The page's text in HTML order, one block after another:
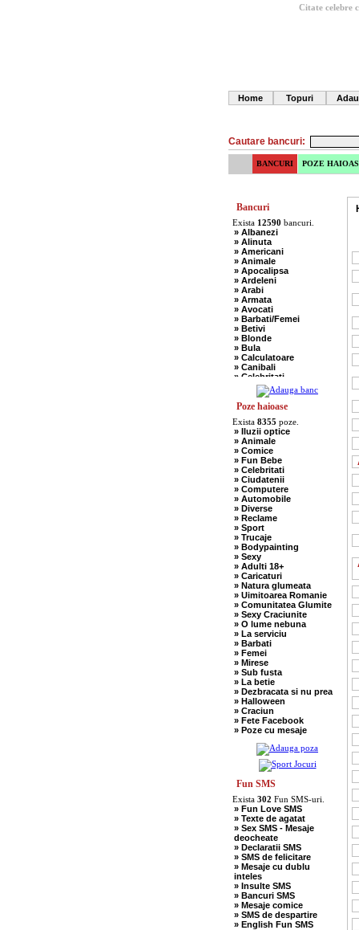
Citate celebre
Home Topuri
Cautare bancuri:
BANCURI POZE
Bancuri
Exista 12590 bancuri.
» Albanezi
» Alinuta
» Americani
» Animale
» Apocalipsa
» Ardeleni
» Arabi
» Armata
» Avocati
» Barbati/Femei
» Betivi
» Blonde
» Bula
» Calculatoare
» Canibali
» Celebritati
» Chelneri
» Chuck Norris
» Ciobani
» Copii
» Craciun
» Cugetari
» Culmi
» Deocheate
» Diverse
» Doctori
» Elevi-Studenti
» Englezi
» Evrei
» Francezi
» Ingineri
» Ion si Maria
» Istorice
» Misogine
» Moldoveni
» Mosnegi
» Nebuni
» Negri
» Olteni
» Pescari
» Perle
» Politice
» Politisti
» Popi
» Radio Erevan
» Religioase
» Romani
» Sadice
» Secretare
» Sefi
» Scotieni
» Seci
» Soacre
» Sport
» Soferi
» Tarani
» Tigani
» Umor Negru
» Vanatori
Poze haioase
Exista 8355 poze.
» Iluzii optice
» Animale
» Comice
» Fun Bebe
» Celebritati
» Ciudatenii
» Computere
» Automobile
» Diverse
» Reclame
» Sport
» Trucaje
» Bodypainting
» Sexy
» Adulti 18+
» Caricaturi
» Natura glumeata
» Uimitoarea Romanie
» Comunitatea Glumite
» Sexy Craciunite
» O lume nebuna
» La serviciu
» Barbati
» Femei
» Mirese
» Sub fusta
» La betie
» Dezbracata si nu prea
» Halloween
» Craciun
» Fete Facebook
» Poze cu mesaje
Fun SMS
Exista 302 Fun SMS-uri.
» Fun Love SMS
» Texte de agatat
» Sex SMS - Mesaje
deocheate
» Declaratii SMS
» SMS de felicitare
» Mesaje cu dublu
inteles
» Insulte SMS
» Bancuri SMS
» Mesaje comice
» SMS de despartire
» English Fun SMS